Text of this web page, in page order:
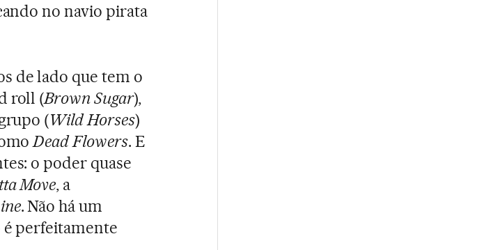
no navio pirata
de lado que tem o
roll (Brown Sugar),
(Wild Horses)
Dead Flowers. E
o poder quase
Move, a
. Não há um
é perfeitamente